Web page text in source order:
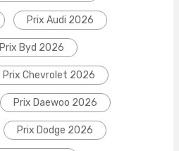
Prix Audi 2026
Prix Byd 2026
Prix Chevrolet 2026
Prix Daewoo 2026
Prix Dodge 2026